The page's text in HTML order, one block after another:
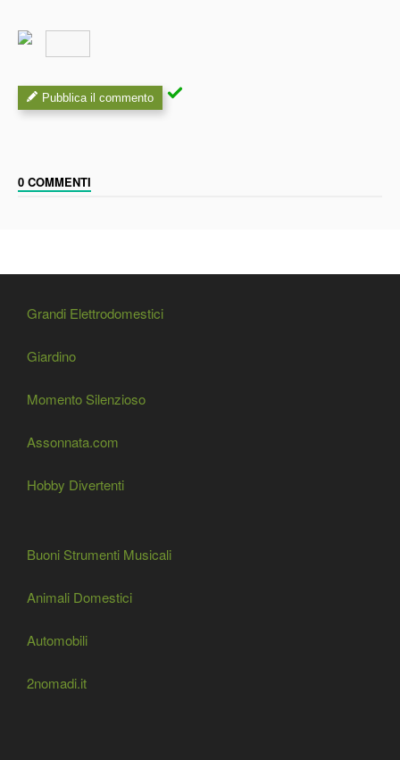
Pubblica il commento
0 COMMENTI
Grandi Elettrodomestici
Giardino
Momento Silenzioso
Assonnata.com
Hobby Divertenti
Buoni Strumenti Musicali
Animali Domestici
Automobili
2nomadi.it